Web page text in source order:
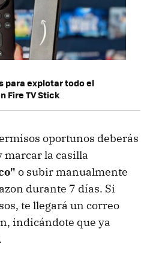
para explotar todo el
Fire TV Stick
oportunos deberás
marcar la casilla
o subir manualmente
durante 7 días. Si
te llegará un correo
indicándote que ya